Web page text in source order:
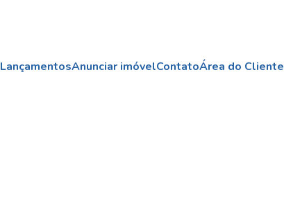
LançamentosAnunciar imóvelContatoÁrea do Cliente